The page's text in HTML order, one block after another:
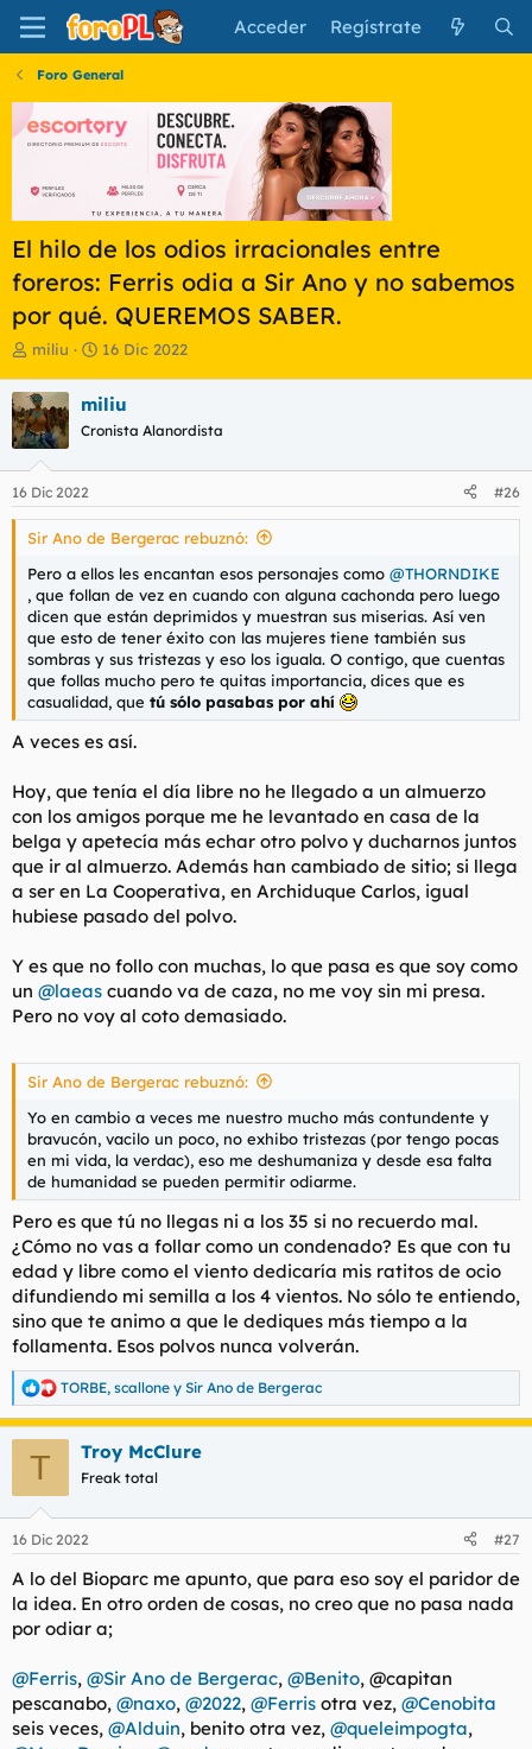
Acceder Regístrate
Foro General
El hilo de los odios irracionales entre
foreros: Ferris odia a Sir Ano y no sabemos
por qué. QUEREMOS SABER.
I
i
c
i
a
d
o
r
d
t
e
m
a
miliu
F
h
a
e
n
i
i
o
16 Dic 2022
miliu
Cronista Alanordista
16 Dic 2022 #26
Sir Ano de Bergerac rebuznó:
Pero a ellos les encantan esos personajes como @THORNDIKE
, que follan de vez en cuando con alguna cachonda pero luego
dicen que están deprimidos y muestran sus miserias. Así ven
que esto de tener éxito con las mujeres tiene también sus
sombras y sus tristezas y eso los iguala. O contigo, que cuentas
que follas mucho pero te quitas importancia, dices que es
casualidad, que tú sólo pasabas por ahí
A veces es así.
Hoy, que tenía el día libre no he llegado a un almuerzo
con los amigos porque me he levantado en casa de la
belga y apetecía más echar otro polvo y ducharnos juntos
que ir al almuerzo. Además han cambiado de sitio; si llega
a ser en La Cooperativa, en Archiduque Carlos, igual
hubiese pasado del polvo.
Y es que no follo con muchas, lo que pasa es que soy como
un @laeas cuando va de caza, no me voy sin mi presa.
Pero no voy al coto demasiado.
Sir Ano de Bergerac rebuznó:
Yo en cambio a veces me nuestro mucho más contundente y
bravucón, vacilo un poco, no exhibo tristezas (por tengo pocas
en mi vida, la verdac), eso me deshumaniza y desde esa falta
de humanidad se pueden permitir odiarme.
Pero es que tú no llegas ni a los 35 si no recuerdo mal.
¿Cómo no vas a follar como un condenado? Es que con tu
edad y libre como el viento dedicaría mis ratitos de ocio
difundiendo mi semilla a los 4 vientos. No sólo te entiendo,
sino que te animo a que le dediques más tiempo a la
follamenta. Esos polvos nunca volverán.
R
e
a
e
:
TORBE, scallone y Sir Ano de Bergerac
T Troy McClure
Freak total
16 Dic 2022 #27
A lo del Bioparc me apunto, que para eso soy el paridor de
la idea. En otro orden de cosas, no creo que no pasa nada
por odiar a;
@Ferris, @Sir Ano de Bergerac, @Benito, @capitan
pescanabo, @naxo, @2022, @Ferris otra vez, @Cenobita
seis veces, @Alduin, benito otra vez, @queleimpogta,